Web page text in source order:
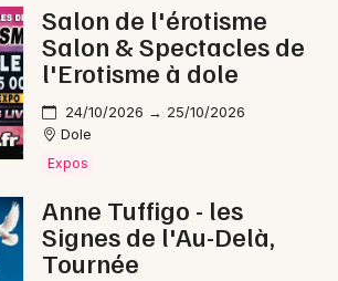
Salon de l'érotisme
Salon & Spectacles de
l'Erotisme à dole
24/10/2026 → 25/10/2026
Dole
Expos
Anne Tuffigo - les
Signes de l'Au-Delà,
Tournée